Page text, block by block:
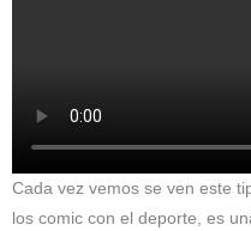
Cada vez vemos se ven este
los comic con el deporte, es